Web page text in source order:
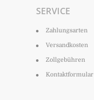
SERVICE
Zahlungsarten
Versandkosten
Zollgebühren
Kontaktformular